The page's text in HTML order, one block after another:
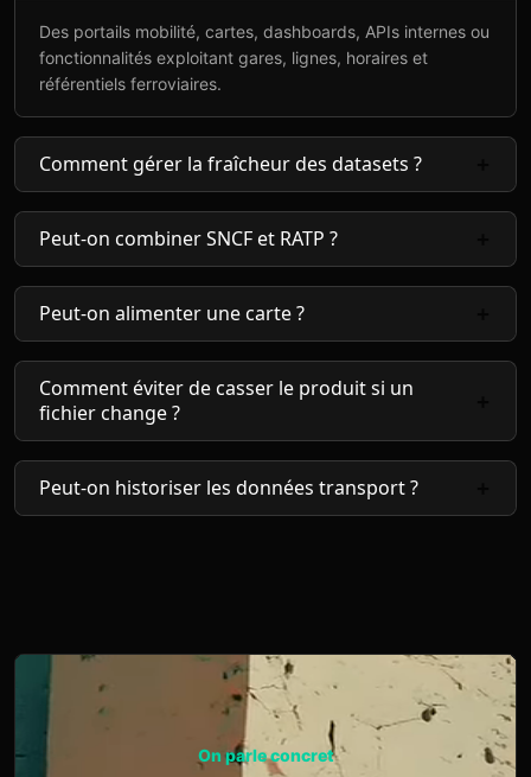
Des portails mobilité, cartes, dashboards, APIs internes ou
fonctionnalités exploitant gares, lignes, horaires et
référentiels ferroviaires.
Comment gérer la fraîcheur des datasets ?
Peut-on combiner SNCF et RATP ?
Peut-on alimenter une carte ?
Comment éviter de casser le produit si un
fichier change ?
Peut-on historiser les données transport ?
On parle concret